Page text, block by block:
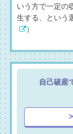
いう方で一定の
生する、という
）
自己破産